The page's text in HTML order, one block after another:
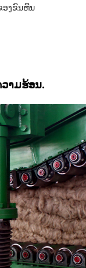
ອງຂົນຫີນ
າມຮ້ອນ.